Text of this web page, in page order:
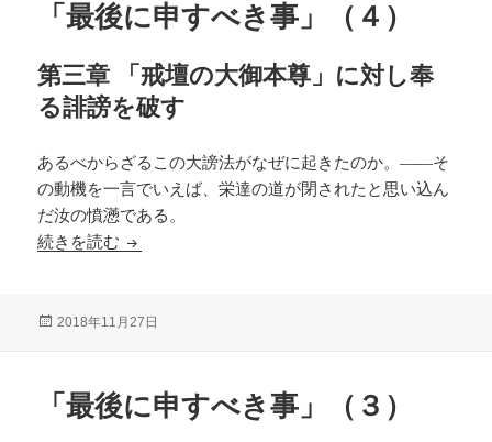
「最後に申すべき事」（４）
第三章 「戒壇の大御本尊」に対し奉
る誹謗を破す
あるべからざるこの大謗法がなぜに起きたのか。――そ
の動機を一言でいえば、栄達の道が閉されたと思い込ん
だ汝の憤懣である。
続きを読む 「最後に申すべき事」（４）
投
2018年11月27日
「最後に申すべき事」（３）